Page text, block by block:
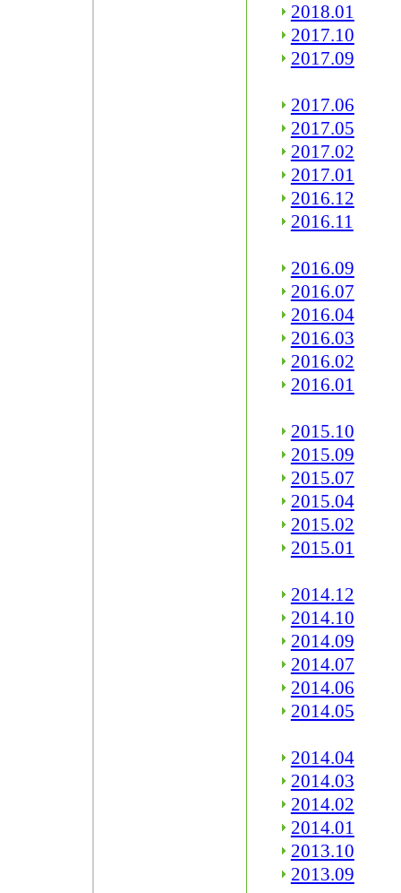
2018.01
2017.10
2017.09
2017.06
2017.05
2017.02
2017.01
2016.12
2016.11
2016.09
2016.07
2016.04
2016.03
2016.02
2016.01
2015.10
2015.09
2015.07
2015.04
2015.02
2015.01
2014.12
2014.10
2014.09
2014.07
2014.06
2014.05
2014.04
2014.03
2014.02
2014.01
2013.10
2013.09